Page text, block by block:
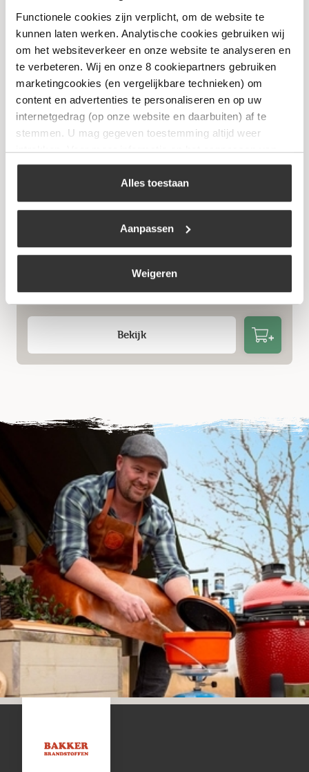
Functionele cookies zijn verplicht, om de website te
kunnen laten werken. Analytische cookies gebruiken wij
om het websiteverkeer en onze website te analyseren en
te verbeteren. Wij en onze 8 cookiepartners gebruiken
marketingcookies (en vergelijkbare technieken) om
content en advertenties te personaliseren en op uw
internetgedrag (op onze website en daarbuiten) af te
stemmen. U mag gegeven toestemming altijd weer
intrekken. Voor meer informatie en het aanpassen van
uw keuze op onze website verwijzen wij u naar ons
Alles toestaan
Aanpassen
Weigeren
€18,99
Bekijk
GrillTeam BBQ Tang 50 cm
€13,95
Bekijk